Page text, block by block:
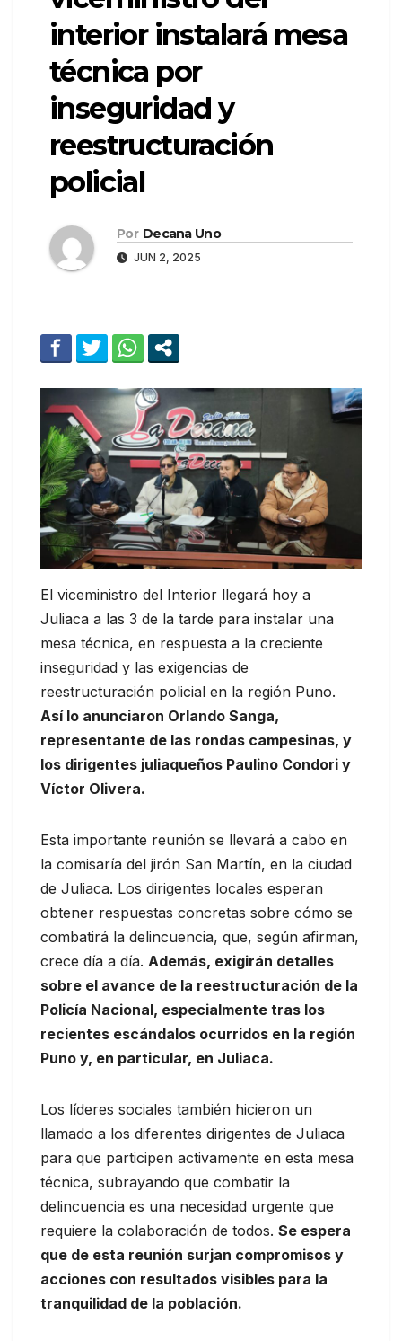
interior instalará mesa
técnica por
inseguridad y
reestructuración
policial
Por Decana Uno
JUN 2, 2025
El viceministro del Interior llegará hoy a
Juliaca a las 3 de la tarde para instalar una
mesa técnica, en respuesta a la creciente
inseguridad y las exigencias de
reestructuración policial en la región Puno.
Así lo anunciaron Orlando Sanga,
representante de las rondas campesinas, y
los dirigentes juliaqueños Paulino Condori y
Víctor Olivera.
Esta importante reunión se llevará a cabo en
la comisaría del jirón San Martín, en la ciudad
de Juliaca. Los dirigentes locales esperan
obtener respuestas concretas sobre cómo se
combatirá la delincuencia, que, según afirman,
crece día a día. Además, exigirán detalles
sobre el avance de la reestructuración de la
Policía Nacional, especialmente tras los
recientes escándalos ocurridos en la región
Puno y, en particular, en Juliaca.
Los líderes sociales también hicieron un
llamado a los diferentes dirigentes de Juliaca
para que participen activamente en esta mesa
técnica, subrayando que combatir la
delincuencia es una necesidad urgente que
requiere la colaboración de todos. Se espera
que de esta reunión surjan compromisos y
acciones con resultados visibles para la
tranquilidad de la población.